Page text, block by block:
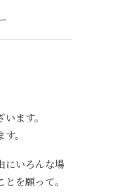
ます。
。
にいろんな場
を願って。